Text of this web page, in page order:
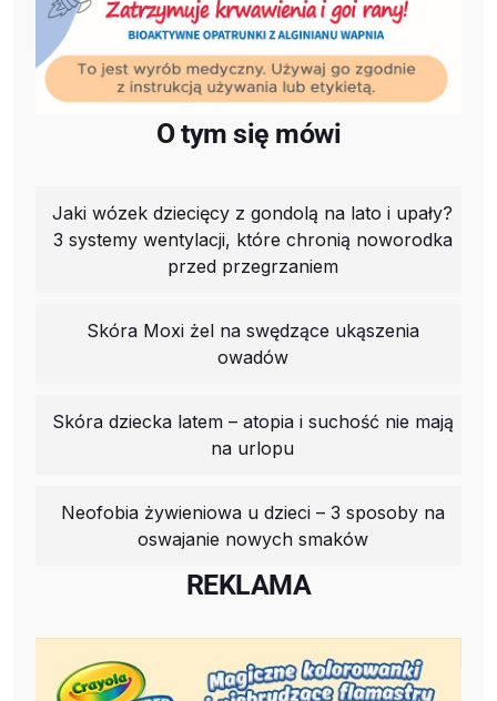
O tym się mówi
Jaki wózek dziecięcy z gondolą na lato i upały?
3 systemy wentylacji, które chronią noworodka
przed przegrzaniem
Skóra Moxi żel na swędzące ukąszenia
owadów
Skóra dziecka latem – atopia i suchość nie mają
na urlopu
Neofobia żywieniowa u dzieci – 3 sposoby na
oswajanie nowych smaków
REKLAMA